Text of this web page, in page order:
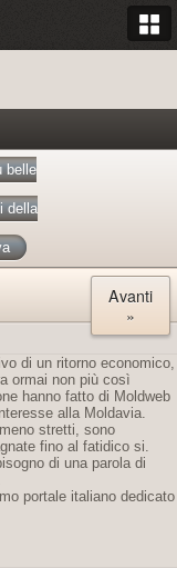
belle
della
Avanti
»
di un ritorno economico,
ormai non più così
hanno fatto di Moldweb
alla Moldavia.
stretti, sono
fino al fatidico si.
di una parola di
portale italiano dedicato